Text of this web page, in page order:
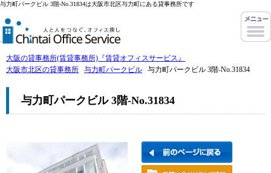
与力町パークビル 3階-No.31834は大阪市北区与力町にある貸事務所です
大阪の貸事務所(賃貸事務所)『賃貸オフィスサービス』
大阪市北区の貸事務所
与力町パークビル 与力町パークビル 3階-No.31834
与力町パークビル 3階-No.31834